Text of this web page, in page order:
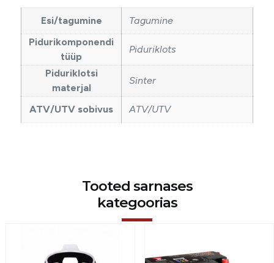
Esi/tagumine
Tagumine
Pidurikomponendi
tüüp
Piduriklots
Piduriklotsi
materjal
Sinter
ATV/UTV sobivus ATV/UTV
Tooted sarnases
kategoorias